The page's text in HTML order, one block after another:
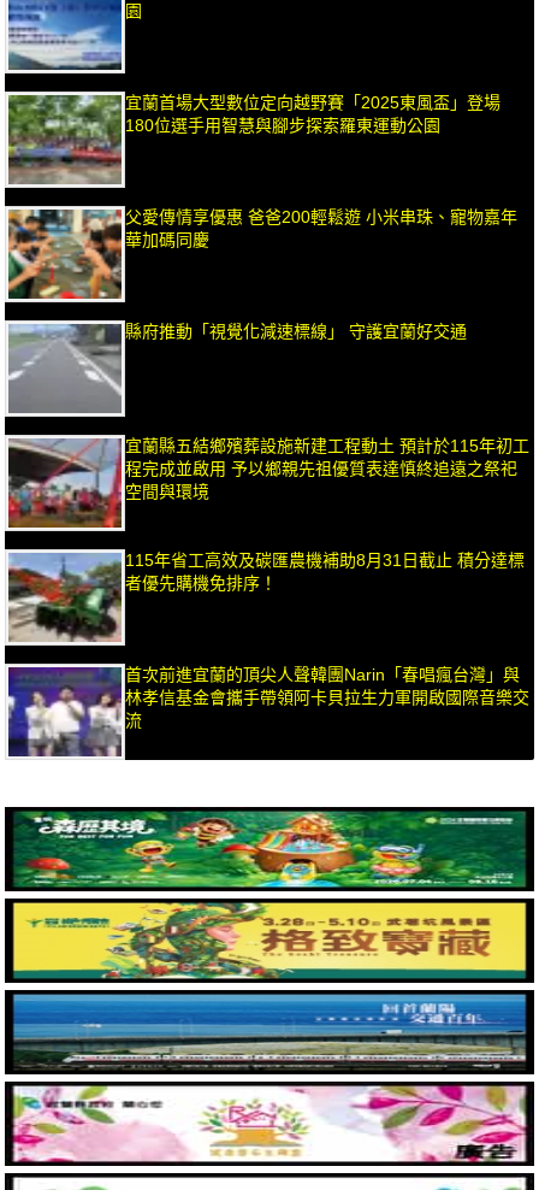
園
宜蘭首場大型數位定向越野賽「2025東風盃」登場
180位選手用智慧與腳步探索羅東運動公園
父愛傳情享優惠 爸爸200輕鬆遊 小米串珠、寵物嘉年
華加碼同慶
縣府推動「視覺化減速標線」 守護宜蘭好交通
宜蘭縣五結鄉殯葬設施新建工程動土 預計於115年初工
程完成並啟用 予以鄉親先祖優質表達慎終追遠之祭祀
空間與環境
115年省工高效及碳匯農機補助8月31日截止 積分達標
者優先購機免排序！
首次前進宜蘭的頂尖人聲韓團Narin「春唱瘋台灣」與
林孝信基金會攜手帶領阿卡貝拉生力軍開啟國際音樂交
流